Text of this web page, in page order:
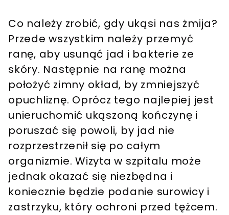
Co należy zrobić, gdy ukąsi nas żmija?
Przede wszystkim należy przemyć
ranę, aby usunąć jad i bakterie ze
skóry. Następnie na ranę można
położyć zimny okład, by zmniejszyć
opuchliznę. Oprócz tego najlepiej jest
unieruchomić ukąszoną kończynę i
poruszać się powoli, by jad nie
rozprzestrzenił się po całym
organizmie. Wizyta w szpitalu może
jednak okazać się niezbędna i
koniecznie będzie podanie surowicy i
zastrzyku, który ochroni przed tężcem.